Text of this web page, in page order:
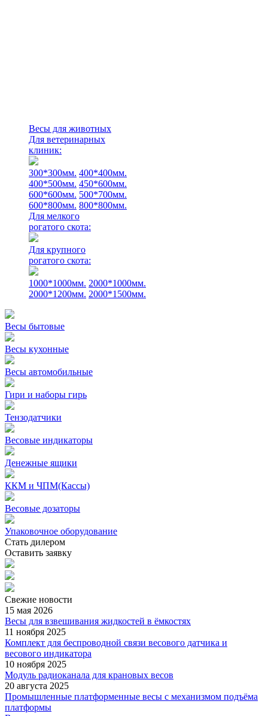
Весы для животных
Для ветеринарных
клиник:
300*300мм. 400*400мм.
400*500мм. 450*600мм.
600*600мм. 500*700мм.
600*800мм. 800*800мм.
Для мелкого
рогатого скота:
Для крупного
рогатого скота:
1000*1000мм. 2000*1000мм.
2000*1200мм. 2000*1500мм.
Весы бытовые
Весы кухонные
Весы автомобильные
Гири и наборы гирь
Тензодатчики
Весовые индикаторы
Денежные ящики
ККМ и ЧПМ(Кассы)
Весовые дозаторы
Упаковочное оборудование
Стать дилером
Оставить заявку
Свежие новости
15 мая 2026
Весы для взвешивания жидкостей в ёмкостях
11 ноября 2025
Комплект для беспроводной связи весового датчика и
весового индикатора
10 ноября 2025
Модуль радиоканала для крановых весов
20 августа 2025
Промышленные платформенные весы с механизмом подъёма
платформы